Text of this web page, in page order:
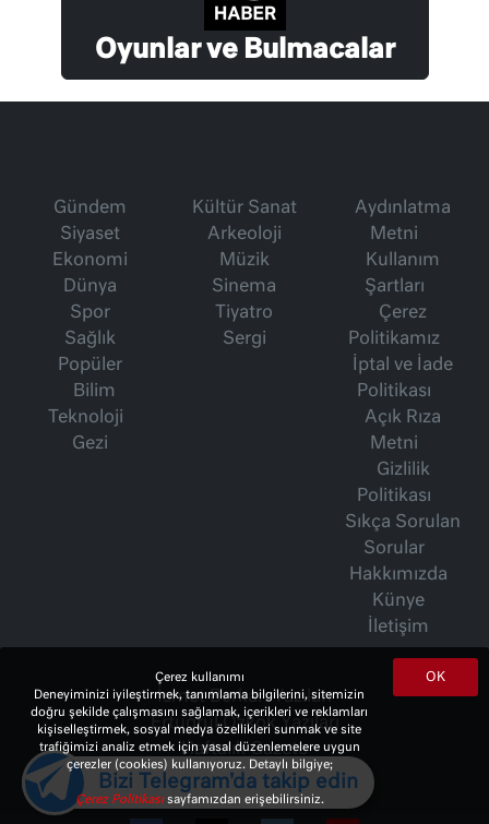
Oyunlar ve Bulmacalar
Gündem
Siyaset
Ekonomi
Dünya
Spor
Sağlık
Popüler
Bilim
Teknoloji
Gezi
Kültür Sanat
Arkeoloji
Müzik
Sinema
Tiyatro
Sergi
Aydınlatma
Metni
Kullanım
Şartları
Çerez
Politikamız
İptal ve İade
Politikası
Açık Rıza
Metni
Gizlilik
Politikası
Sıkça Sorulan
Sorular
Hakkımızda
Künye
İletişim
İsmet Berkan Yazıları
Ertuğrul Özkök Yazıları
Haftalık Gazete
OK
Çerez kullanımı
Deneyiminizi iyileştirmek, tanımlama bilgilerini, sitemizin
doğru şekilde çalışmasını sağlamak, içerikleri ve reklamları
kişiselleştirmek, sosyal medya özellikleri sunmak ve site
trafiğimizi analiz etmek için yasal düzenlemelere uygun
çerezler (cookies) kullanıyoruz. Detaylı bilgiye;
Çerez Politikasısayfamızdan erişebilirsiniz.
Bizi Telegram'da takip edin